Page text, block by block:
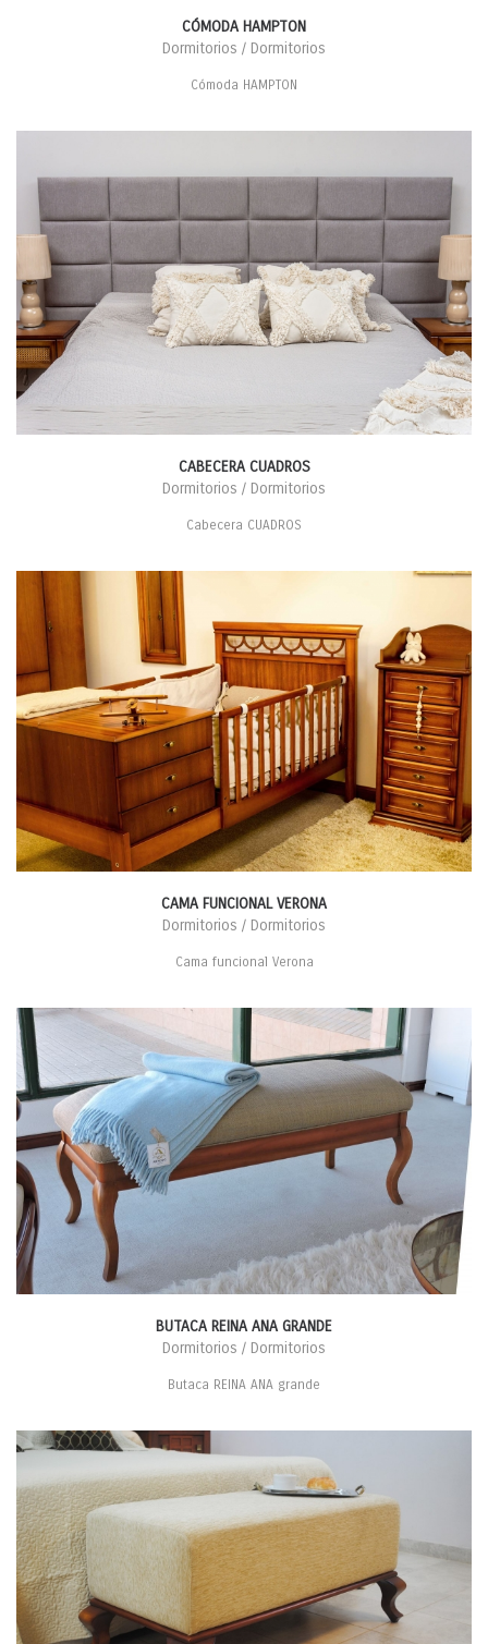
CÓMODA HAMPTON
Dormitorios / Dormitorios
Cómoda HAMPTON
CABECERA CUADROS
Dormitorios / Dormitorios
Cabecera CUADROS
CAMA FUNCIONAL VERONA
Dormitorios / Dormitorios
Cama funcional Verona
BUTACA REINA ANA GRANDE
Dormitorios / Dormitorios
Butaca REINA ANA grande